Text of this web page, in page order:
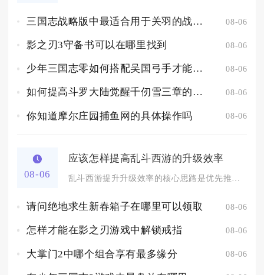
三国志战略版中最适合用于关羽的战法有哪些 08-06
影之刃3守备书可以在哪里找到 08-06
少年三国志零如何搭配吴国弓手才能打造强大阵容 08-06
如何提高斗罗大陆觉醒千仞雪三章的通关效率 08-06
你知道摩尔庄园捕鱼网的具体操作吗 08-06
08-06
应该怎样提高乱斗西游的升级效率
请问绝地求生新春箱子在哪里可以领取 08-06
怎样才能在影之刃游戏中解锁戒指 08-06
大掌门2中哪个组合享有最多缘分 08-06